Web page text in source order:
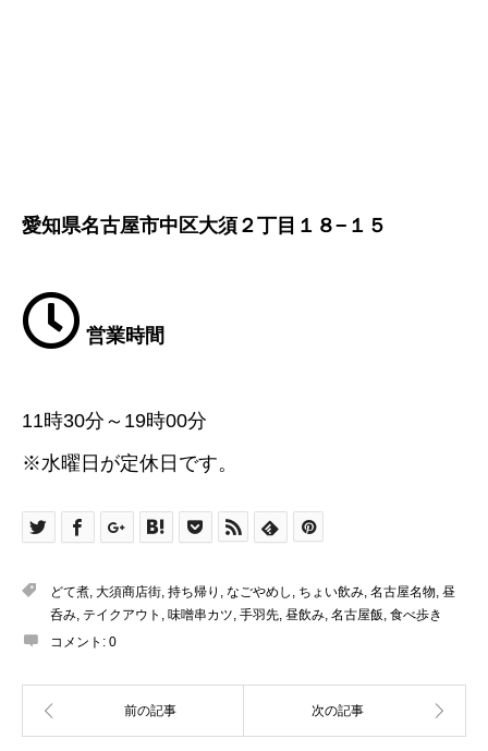
愛知県名古屋市中区大須２丁目１８−１５
営業時間
11時30分～19時00分
※水曜日が定休日です。
どて煮, 大須商店街, 持ち帰り , なごやめし , ちょい飲み, 名古屋名物, 昼
呑み, テイクアウト , 味噌串カツ, 手羽先, 昼飲み, 名古屋飯, 食べ歩き
コメント: 0